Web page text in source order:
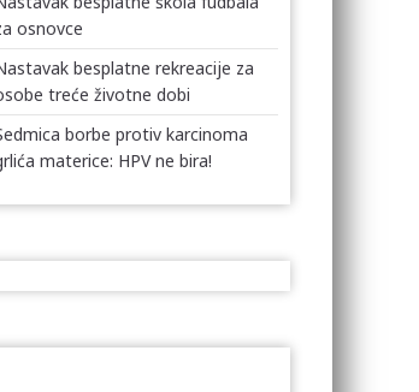
osnovce
besplatne rekreacije za
treće životne dobi
borbe protiv karcinoma
materice: HPV ne bira!